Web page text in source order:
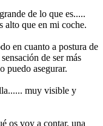
de lo que es.....
alto que en mi coche.
en cuanto a postura de
de ser más
puedo asegurar.
muy visible y
os voy a contar, una